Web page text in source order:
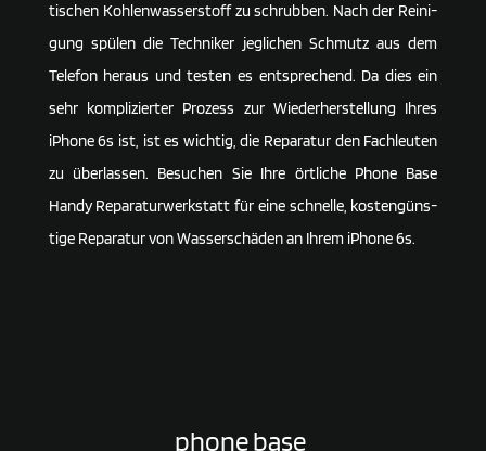
ti­schen Kohlen­was­ser­stoff zu schrubben. Nach der Reini­
gung spülen die Tech­niker jegli­chen Schmutz aus dem
Telefon heraus und testen es entspre­chend. Da dies ein
sehr kompli­zierter Prozess zur Wieder­her­stel­lung Ihres
iPhone 6s ist, ist es wichtig, die Repa­ratur den Fach­leuten
zu über­lassen. Besu­chen Sie Ihre örtliche Phone Base
Handy Repa­ra­tur­werk­statt für eine schnelle, kosten­güns­
tige Repa­ratur von Wasser­schäden an Ihrem iPhone 6s.
phone base